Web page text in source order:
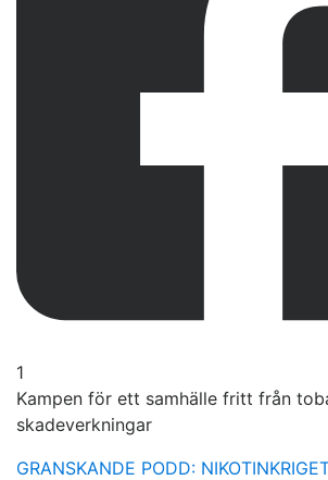
1
Kampen för ett samhälle fritt från
skadeverkningar
GRANSKANDE PODD: